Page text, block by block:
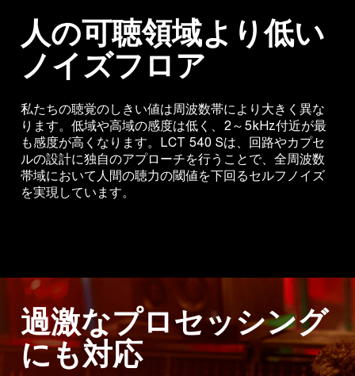
人の可聴領域より低い
ノイズフロア
私たちの聴覚のしきい値は周波数帯により大きく異な
ります。低域や高域の感度は低く、2～5kHz付近が最
も感度が高くなります。LCT 540 Sは、回路やカプセ
ルの設計に独自のアプローチを行うことで、全周波数
帯域において人間の聴力の閾値を下回るセルフノイズ
を実現しています。
過激なプロセッシング
にも対応